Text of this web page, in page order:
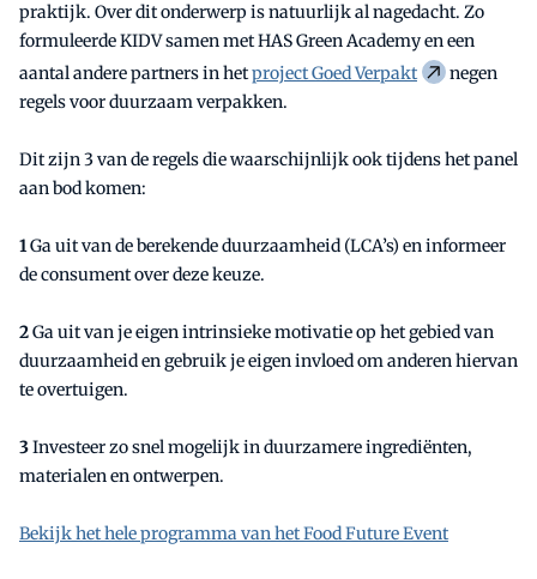
praktijk. Over dit onderwerp is natuurlijk al nagedacht. Zo
formuleerde KIDV samen met HAS Green Academy en een
aantal andere partners in hetproject Goed Verpakt
negen
regels voor duurzaam verpakken.
Dit zijn 3 van de regels die waarschijnlijk ook tijdens het panel
aan bod komen:
1Ga uit van de berekende duurzaamheid (LCA’s) en informeer
de consument over deze keuze.
2Ga uit van je eigen intrinsieke motivatie op het gebied van
duurzaamheid en gebruik je eigen invloed om anderen hiervan
te overtuigen.
3Investeer zo snel mogelijk in duurzamere ingrediënten,
materialen en ontwerpen.
Bekijk het hele programma van het Food Future Event